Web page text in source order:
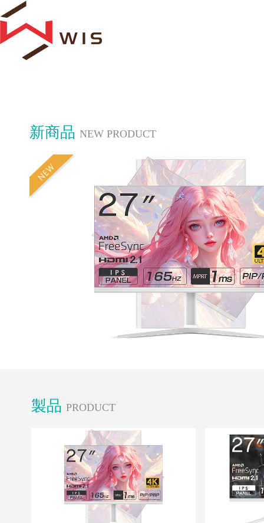
新商品 NEW PRODUCT
製品 PRODUCT